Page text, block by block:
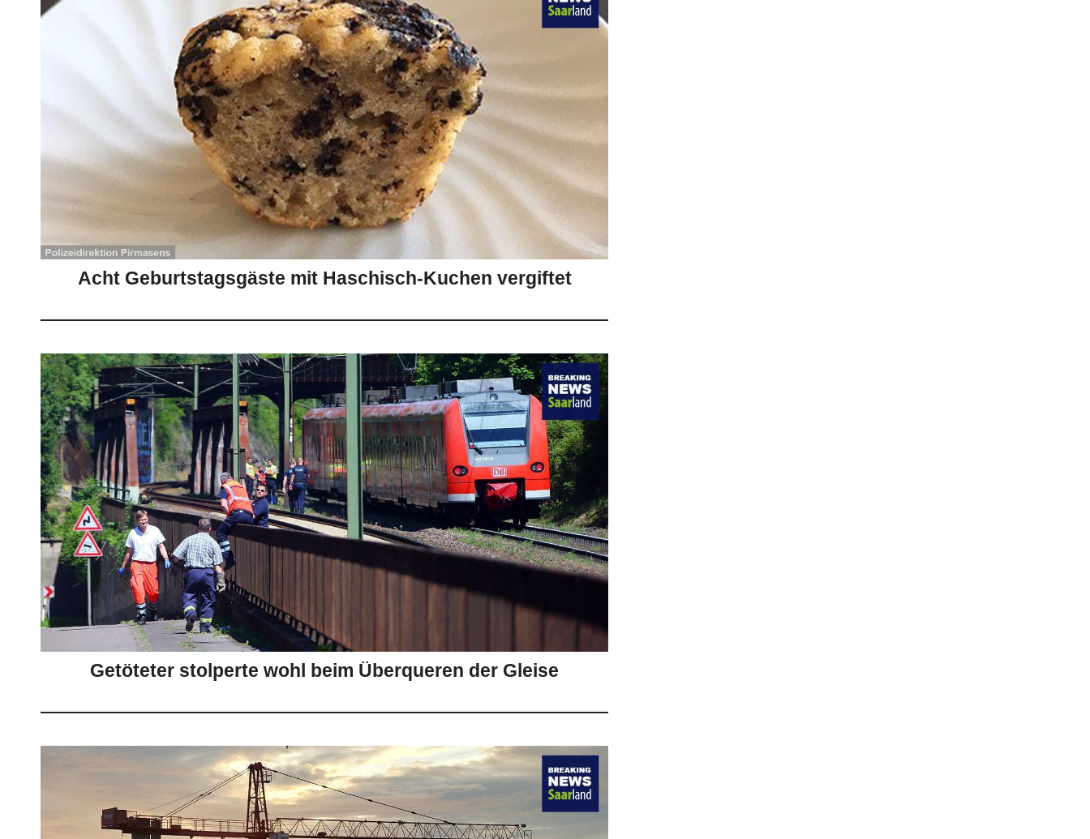
Acht Geburtstagsgäste mit Haschisch-Kuchen vergiftet
Getöteter stolperte wohl beim Überqueren der Gleise